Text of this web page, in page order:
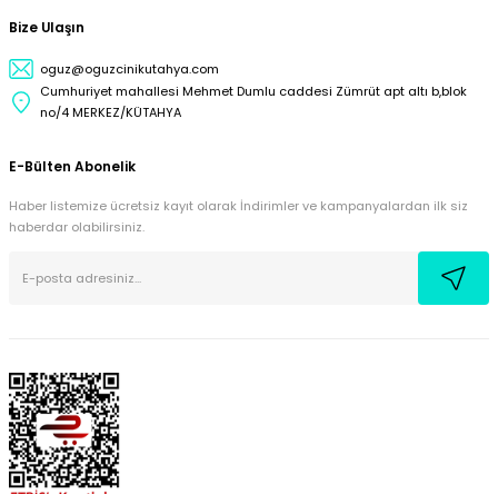
Bize Ulaşın
oguz@oguzcinikutahya.com
Cumhuriyet mahallesi Mehmet Dumlu caddesi Zümrüt apt altı b,blok
no/4 MERKEZ/KÜTAHYA
E-Bülten Abonelik
Haber listemize ücretsiz kayıt olarak İndirimler ve kampanyalardan ilk siz
haberdar olabilirsiniz.